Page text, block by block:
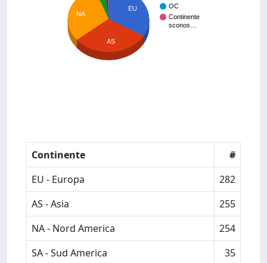
OC
Continente
sconos…
EU
NA
AS
Continente
#
EU - Europa
282
AS - Asia
255
NA - Nord America
254
SA - Sud America
35